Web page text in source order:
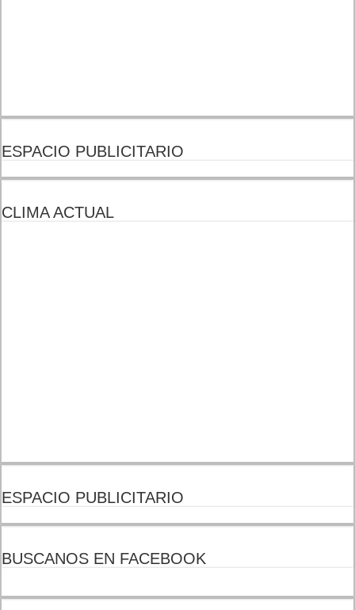
ESPACIO PUBLICITARIO
CLIMA ACTUAL
ESPACIO PUBLICITARIO
BUSCANOS EN FACEBOOK